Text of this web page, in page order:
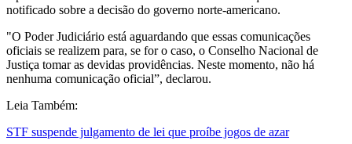
notificado sobre a decisão do governo norte-americano.
"O Poder Judiciário está aguardando que essas comunicações
oficiais se realizem para, se for o caso, o Conselho Nacional de
Justiça tomar as devidas providências. Neste momento, não há
nenhuma comunicação oficial”, declarou.
Leia Também:
STF suspende julgamento de lei que proíbe jogos de azar